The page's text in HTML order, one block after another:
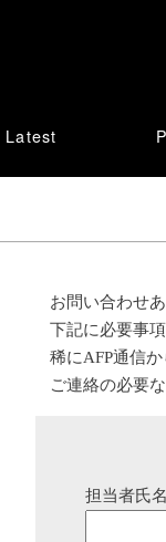
Latest
お問い合わせ
下記に必要事
稀にAFP通信
ご連絡の必要
担当者氏